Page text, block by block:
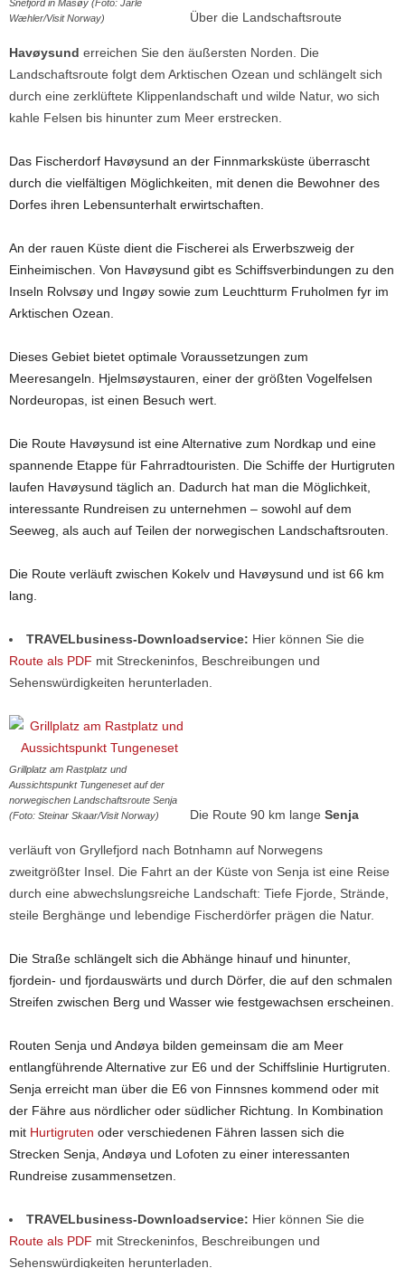
Snefjord in Måsøy (Foto: Jarle
Wæhler/Visit Norway)
Über die Landschaftsroute
Havøysund erreichen Sie den äußersten Norden. Die
Landschaftsroute folgt dem Arktischen Ozean und schlängelt sich
durch eine zerklüftete Klippenlandschaft und wilde Natur, wo sich
kahle Felsen bis hinunter zum Meer erstrecken.
Das Fischerdorf Havøysund an der Finnmarksküste überrascht
durch die vielfältigen Möglichkeiten, mit denen die Bewohner des
Dorfes ihren Lebensunterhalt erwirtschaften.
An der rauen Küste dient die Fischerei als Erwerbszweig der
Einheimischen. Von Havøysund gibt es Schiffsverbindungen zu den
Inseln Rolvsøy und Ingøy sowie zum Leuchtturm Fruholmen fyr im
Arktischen Ozean.
Dieses Gebiet bietet optimale Voraussetzungen zum
Meeresangeln. Hjelmsøystauren, einer der größten Vogelfelsen
Nordeuropas, ist einen Besuch wert.
Die Route Havøysund ist eine Alternative zum Nordkap und eine
spannende Etappe für Fahrradtouristen. Die Schiffe der Hurtigruten
laufen Havøysund täglich an. Dadurch hat man die Möglichkeit,
interessante Rundreisen zu unternehmen – sowohl auf dem
Seeweg, als auch auf Teilen der norwegischen Landschaftsrouten.
Die Route verläuft zwischen Kokelv und Havøysund und ist 66 km
lang.
TRAVELbusiness-Downloadservice: Hier können Sie die
Route als PDF mit Streckeninfos, Beschreibungen und
Sehenswürdigkeiten herunterladen.
Grillplatz am Rastplatz und
Aussichtspunkt Tungeneset auf der
norwegischen Landschaftsroute Senja
(Foto: Steinar Skaar/Visit Norway)
Die Route 90 km lange Senja
verläuft von Gryllefjord nach Botnhamn auf Norwegens
zweitgrößter Insel. Die Fahrt an der Küste von Senja ist eine Reise
durch eine abwechslungsreiche Landschaft: Tiefe Fjorde, Strände,
steile Berghänge und lebendige Fischerdörfer prägen die Natur.
Die Straße schlängelt sich die Abhänge hinauf und hinunter,
fjordein- und fjordauswärts und durch Dörfer, die auf den schmalen
Streifen zwischen Berg und Wasser wie festgewachsen erscheinen.
Routen Senja und Andøya bilden gemeinsam die am Meer
entlangführende Alternative zur E6 und der Schiffslinie Hurtigruten.
Senja erreicht man über die E6 von Finnsnes kommend oder mit
der Fähre aus nördlicher oder südlicher Richtung. In Kombination
mit Hurtigruten oder verschiedenen Fähren lassen sich die
Strecken Senja, Andøya und Lofoten zu einer interessanten
Rundreise zusammensetzen.
TRAVELbusiness-Downloadservice: Hier können Sie die
Route als PDF mit Streckeninfos, Beschreibungen und
Sehenswürdigkeiten herunterladen.